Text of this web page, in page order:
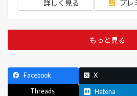
詳しく見る プレ
もっと見る
Facebook X
Threads Hatena